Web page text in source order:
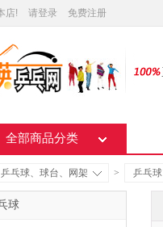
店! 请登录 免费注册
全部商品分类
乒乓球、球台、网架 > 乒乓球
球